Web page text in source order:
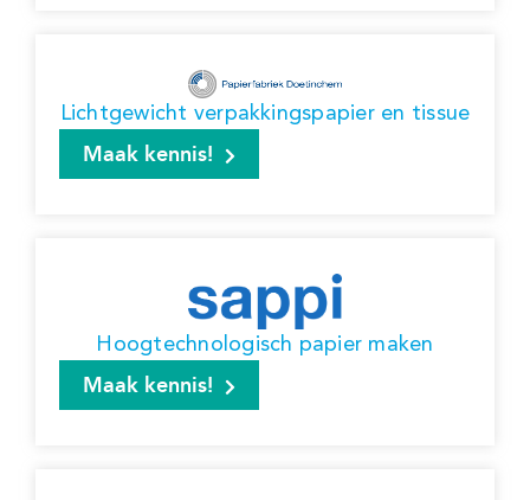
Lichtgewicht verpakkingspapier en tissue
Maak kennis!
Hoogtechnologisch papier maken
Maak kennis!